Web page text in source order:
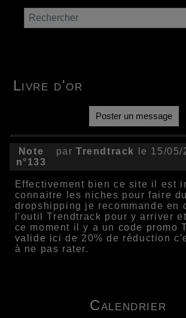
Calendrier
Livre d'or
Poster un message
Note
n°133
par Trendtrack le 15/05/
Effectivement bien ce site il est
connaitre les niches pour faire du
dropshipping je recommande en
l'outil Trendtrack pour y arriver
ce moment il y a un code promo
valide ici de 20% de réduction
à ne pas rater.